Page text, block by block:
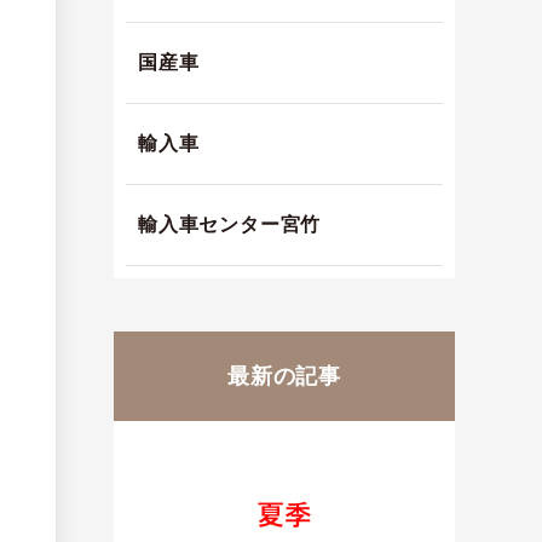
国産車
輸入車
輸入車センター宮竹
最新の記事